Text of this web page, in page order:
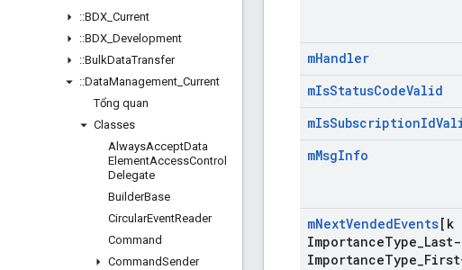
::BDX Current
::BDX Development
::BulkDataTransfer
::DataManagement Current
Tổng quan
Classes
AlwaysAcceptData
ElementAccessControl
Delegate
BuilderBase
CircularEventReader
Command
CommandSender
mHandler
mIsStatusCodeValid
mIsSubscriptionId
mMsgInfo
mNextVendedEvents[k
ImportanceType
ImportanceType